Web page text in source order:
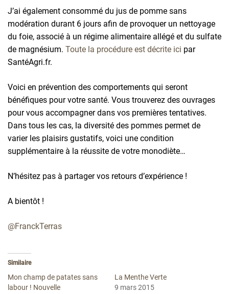
J’ai également consommé du jus de pomme sans
modération durant 6 jours afin de provoquer un nettoyage
du foie, associé à un régime alimentaire allégé et du sulfate
de magnésium. Toute la procédure est décrite ici par
SantéAgri.fr.
Voici en prévention des comportements qui seront
bénéfiques pour votre santé. Vous trouverez des ouvrages
pour vous accompagner dans vos premières tentatives.
Dans tous les cas, la diversité des pommes permet de
varier les plaisirs gustatifs, voici une condition
supplémentaire à la réussite de votre monodiète…
N’hésitez pas à partager vos retours d’expérience !
A bientôt !
@FranckTerras
Similaire
Mon champ de patates sans
labour ! Nouvelle
La Menthe Verte
9 mars 2015